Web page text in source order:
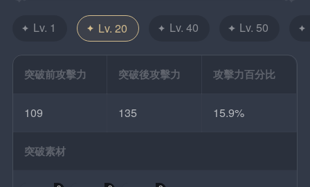
Lv. 1 Lv. 20 Lv. 40 Lv. 50
突破前攻擊力 突破後攻擊力 攻擊力百分比
109 135 15.9%
突破素材